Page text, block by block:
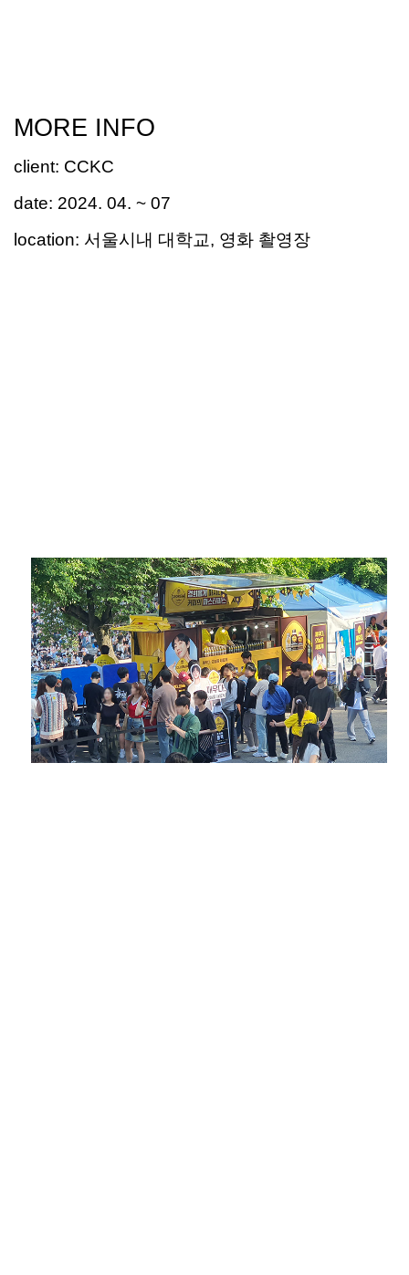
MORE INFO
client: CCKC
date: 2024. 04. ~ 07
location: 서울시내 대학교, 영화 촬영장